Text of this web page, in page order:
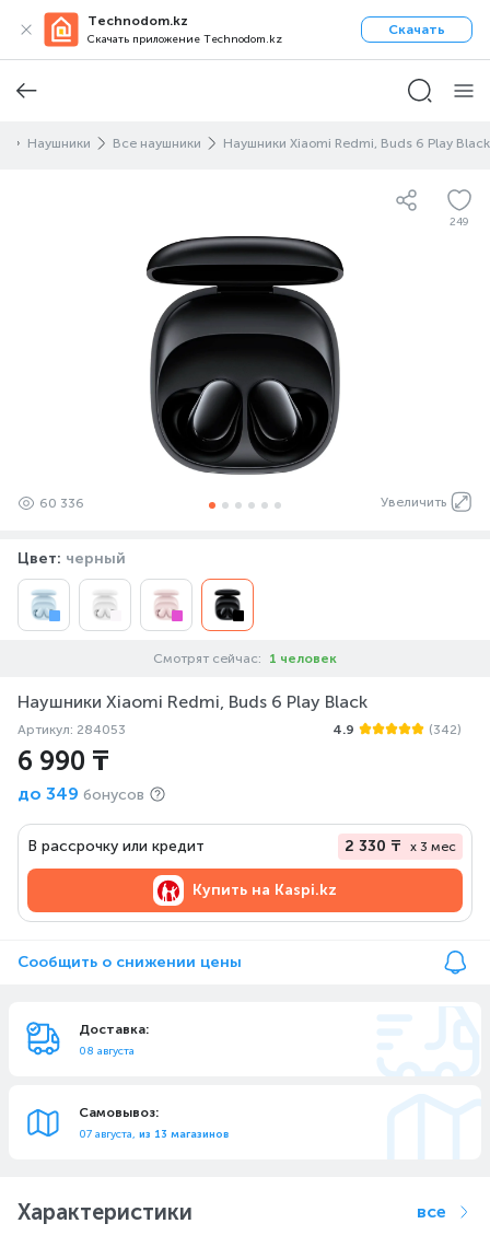
Technodom.kz
Скачать приложение Technodom.kz
Скачать
Наушники Все наушники Наушники Xiaomi Redmi, Buds 6 Play Black
249
Увеличить
60 336
Цвет: черный
Смотрят сейчас: 1 человек
Наушники Xiaomi Redmi, Buds 6 Play Black
Артикул: 284053 4.9 (342)
6 990 ₸
до 349 бонусов
В рассрочку или кредит 2 330 ₸ x 3 мес
Купить на Kaspi.kz
Сообщить о снижении цены
Доставка:
08 августа
Самовывоз:
07 августа, из 13 магазинов
Характеристики все